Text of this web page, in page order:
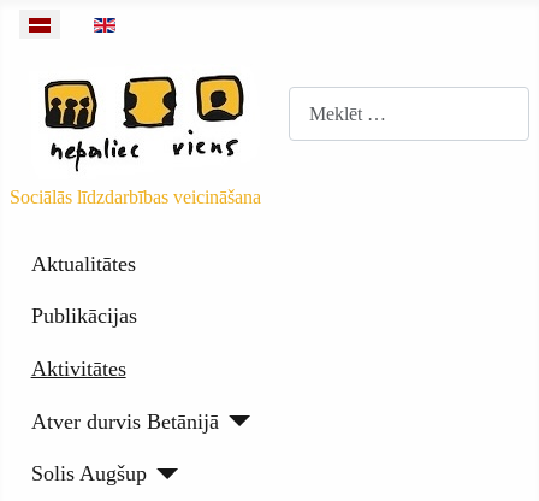
Izvēlieties valodu
Sociālās līdzdarbības veicināšana
Aktualitātes
Publikācijas
Aktivitātes
Atver durvis Betānijā
Solis Augšup